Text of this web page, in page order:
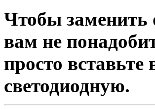
Чтобы заменить
вам не
просто
светодиодную.